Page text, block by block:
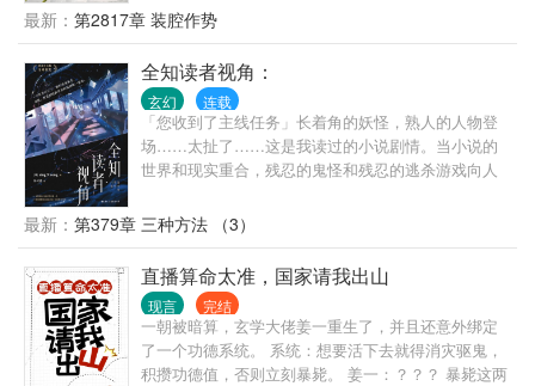
个绰号叫“铁拐李”，意外的获得了真铁拐李的传承。从
此，扎根在农村里，带着父老乡亲们发家致富。 帮助
过他的人，他会十倍百倍报答；曾经侮辱、陷害过他
的人，他也会无数倍的奉还。 从此，城市里少了一名
大学生，五源村多了一名神医，五源村也成为了全国
长寿村。
最新： 第2817章 装腔作势
全知读者视角：
玄幻 连载
「您收到了主线任务」长着角的妖怪，熟人的人物登
场……太扯了……这是我读过的小说剧情。当小说的
世界和现实重合，残忍的鬼怪和残忍的逃杀游戏向人
是知晓新世界结局的唯一读者。如果我的人生和现在
不同 那会是什么样的呢？
最新： 第379章 三种方法 （3）
直播算命太准，国家请我出山
现言 完结
一朝被暗算，玄学大佬姜一重生了，并且还意外绑定
了一个功德系统。 系统：想要活下去就得消灾驱鬼，
积攒功德值，否则立刻暴毙。 姜一：？？？ 暴毙这两